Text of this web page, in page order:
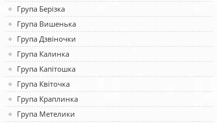
Група Берізка
Група Вишенька
Група Дзвіночки
Група Калинка
Група Капітошка
Група Квіточка
Група Краплинка
Група Метелики